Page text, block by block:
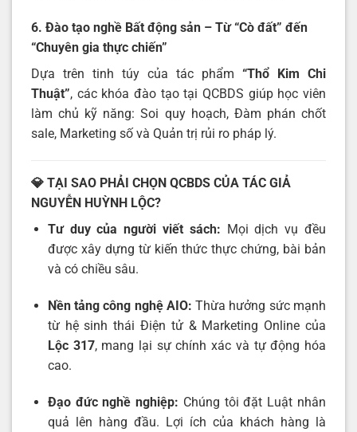
6. Đào tạo nghề Bất động sản – Từ “Cò đất” đến
“Chuyên gia thực chiến”
Dựa trên tinh túy của tác phẩm “Thổ Kim Chi
Thuật”, các khóa đào tạo tại QCBDS giúp học viên
làm chủ kỹ năng: Soi quy hoạch, Đàm phán chốt
sale, Marketing số và Quản trị rủi ro pháp lý.
💎 TẠI SAO PHẢI CHỌN QCBDS CỦA TÁC GIẢ
NGUYỄN HUỲNH LỘC?
Tư duy của người viết sách: Mọi dịch vụ đều
được xây dựng từ kiến thức thực chứng, bài bản
và có chiều sâu.
Nền tảng công nghệ AIO: Thừa hưởng sức mạnh
từ hệ sinh thái Điện tử & Marketing Online của
Lộc 317, mang lại sự chính xác và tự động hóa
cao.
Đạo đức nghề nghiệp: Chúng tôi đặt Luật nhân
quả lên hàng đầu. Lợi ích của khách hàng là